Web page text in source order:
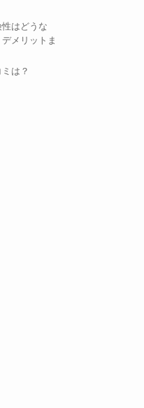
はどうな
メリットま
は？